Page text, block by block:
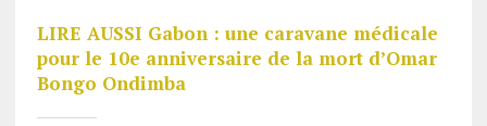
LIRE AUSSI Gabon : une caravane médicale
pour le 10e anniversaire de la mort d’Omar
Bongo Ondimba